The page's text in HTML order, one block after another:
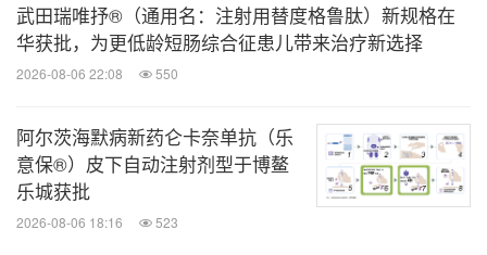
elegrobart每4周一次给药方案（Q4W）和每8周一
次给药方案（Q8W）均显示出快速起效，在第24
54%和63%，而安慰剂组为18%。此外，Q4W给
药组的活动性TED患者获得了有意义的复视完全缓
解。
– 用于慢性TED
武田瑞唯抒®（通用名：注射用替度格鲁肽）新规格在
华获批，为更低龄短肠综合征患儿带来治疗新选择
2026-08-06 22:08 550
阿尔茨海默病新药仑卡奈单抗（乐
意保®）皮下自动注射剂型于博鳌
乐城获批
2026-08-06 18:16 523